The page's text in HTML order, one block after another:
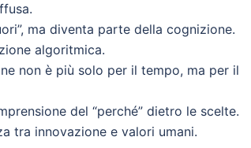
ma diventa parte della cognizione.
algoritmica.
non è più solo per il tempo, ma per il
del “perché” dietro le scelte.
tra innovazione e valori umani.